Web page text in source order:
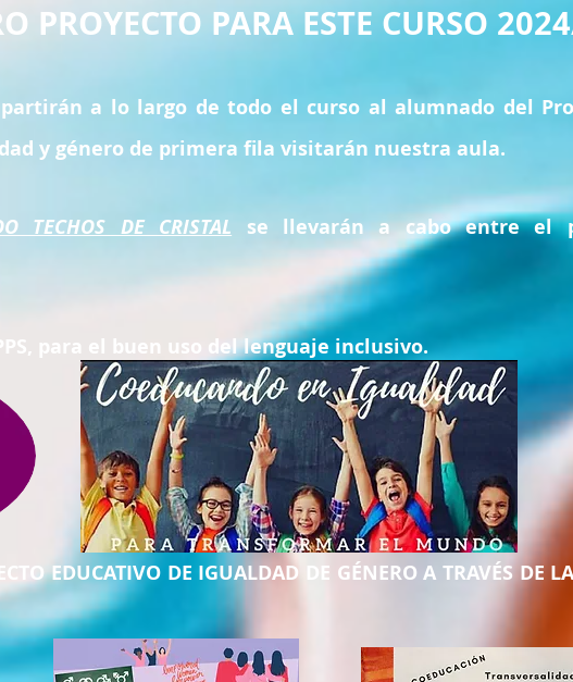
PROYECTO PARA ESTE CURSO
a lo largo de todo el curso al alumnado del
y género de primera fila visitarán nuestra aula.
TECHOS DE CRISTAL se llevarán a cabo entre el
para el buen uso del lenguaje inclusivo.
EDUCATIVO DE IGUALDAD DE GÉNERO A TRAVÉS DE